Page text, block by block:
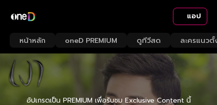
แอป
หน้าหลัก oneD PREMIUM ดูทีวีสด ละครแนวตั้
อัปเกรดเป็น PREMIUM เพื่อรับชม Exclusive Content นี้